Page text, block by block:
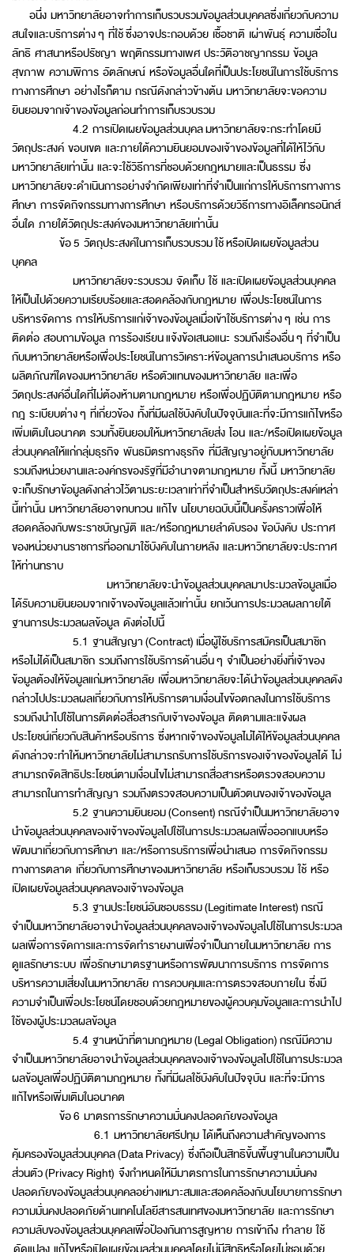
อนึ่ง มหาวิทยาลัยอาจทำการเก็บรวบรวมข้อมูลส่วนบุคคลซึ่งเกี่ยวกับความ
สนใจและบริการต่าง ๆ ที่ใช้ ซึ่งอาจประกอบด้วย เชื้อชาติ เผ่าพันธุ์ ความเชื่อใน
ลัทธิ ศาสนาหรือปรัชญา พฤติกรรมทางเพศ ประวัติอาชญากรรม ข้อมูล
สุขภาพ ความพิการ อัตลักษณ์ หรือข้อมูลอื่นใดที่เป็นประโยชน์ในการใช้บริการ
ทางการศึกษา อย่างไรก็ตาม กรณีดังกล่าวข้างต้น มหาวิทยาลัยจะขอความ
ยินยอมจากเจ้าของข้อมูลก่อนทำการเก็บรวบรวม
4.2 การเปิดเผยข้อมูลส่วนบุคล มหาวิทยาลัยจะกระทำโดยมี
วัตถุประสงค์ ขอบเขต และภายใต้ความยินยอมของเจ้าของข้อมูลที่ได้ให้ไว้กับ
มหาวิทยาลัยเท่านั้น และจะใช้วิธีการที่ชอบด้วยกฎหมายและเป็นธรรม ซึ่ง
มหาวิทยาลัยจะดำเนินการอย่างจำกัดเพียงเท่าที่จำเป็นแก่การให้บริการทางการ
ศึกษา การจัดกิจกรรมทางการศึกษา หรือบริการด้วยวิธีการทางอิเล็คทรอนิกส์
อื่นใด ภายใต้วัตถุประสงค์ของมหาวิทยาลัยเท่านั้น
ข้อ 5 วัตถุประสงค์ในการเก็บรวบรวม ใช้ หรือเปิดเผยข้อมูลส่วน
บุคคล
มหาวิทยาลัยจะรวบรวม จัดเก็บ ใช้ และเปิดเผยข้อมูลส่วนบุคคล
ให้เป็นไปด้วยความเรียบร้อยและสอดคล้องกับกฎหมาย เพื่อประโยชน์ในการ
บริหารจัดการ การให้บริการแก่เจ้าของข้อมูลเมื่อเข้าใช้บริการต่าง ๆ เช่น การ
ติดต่อ สอบถามข้อมูล การร้องเรียน แจ้งข้อเสนอแนะ รวมถึงเรื่องอื่น ๆ ที่จำเป็น
กับมหาวิทยาลัยหรือเพื่อประโยชน์ในการวิเคราะห์ข้อมูลการนำเสนอบริการ หรือ
ผลิตภัณฑ์ใดของมหาวิทยาลัย หรือตัวแทนของมหาวิทยาลัย และเพื่อ
วัตถุประสงค์อื่นใดที่ไม่ต้องห้ามตามกฎหมาย หรือเพื่อปฏิบัติตามกฎหมาย หรือ
กฎ ระเบียบต่าง ๆ ที่เกี่ยวข้อง ทั้งที่มีผลใช้บังคับในปัจจุบันและที่จะมีการแก้ไขหรือ
เพิ่มเติมในอนาคต รวมทั้งยินยอมให้มหาวิทยาลัยส่ง โอน และ/หรือเปิดเผยข้อมูล
ส่วนบุคคลให้แก่กลุ่มธุรกิจ พันธมิตรทางธุรกิจ ที่มีสัญญาอยู่กับมหาวิทยาลัย
รวมถึงหน่วยงานและองค์กรของรัฐที่มีอำนาจตามกฎหมาย ทั้งนี้ มหาวิทยาลัย
จะเก็บรักษาข้อมูลดังกล่าวไว้ตามระยะเวลาเท่าที่จำเป็นสำหรับวัตถุประสงค์เหล่า
นี้เท่านั้น มหาวิทยาลัยอาจทบทวน แก้ไข นโยบายฉบับนี้เป็นครั้งคราวเพื่อให้
สอดคล้องกับพระราชบัญญัติ และ/หรือกฎหมายลำดับรอง ข้อบังคับ ประกาศ
ของหน่วยงานราชการที่ออกมาใช้บังคับในภายหลัง และมหาวิทยาลัยจะประกาศ
ให้ท่านทราบ
มหาวิทยาลัยจะนำข้อมูลส่วนบุคคลมาประมวลข้อมูลเมื่อ
ได้รับความยินยอมจากเจ้าของข้อมูลแล้วเท่านั้น ยกเว้นการประมวลผลภายใต้
ฐานการประมวลผลข้อมูล ดังต่อไปนี้
5.1 ฐานสัญญา (Contract) เมื่อผู้ใช้บริการสมัครเป็นสมาชิก
หรือไม่ได้เป็นสมาชิก รวมถึงการใช้บริการด้านอื่น ๆ จำเป็นอย่างยิ่งที่เจ้าของ
ข้อมูลต้องให้ข้อมูลแก่มหาวิทยาลัย เพื่อมหาวิทยาลัยจะได้นำข้อมูลส่วนบุคคลดัง
กล่าวไปประมวลผลเกี่ยวกับการให้บริการตามเงื่อนไขข้อตกลงในการใช้บริการ
รวมถึงนำไปใช้ในการติดต่อสื่อสารกับเจ้าของข้อมูล ติดตามและแจ้งผล
ประโยชน์เกี่ยวกับสินค้าหรือบริการ ซึ่งหากเจ้าของข้อมูลไม่ได้ให้ข้อมูลส่วนบุคคล
ดังกล่าวจะทำให้มหาวิทยาลัยไม่สามารถรับการใช้บริการของเจ้าของข้อมูลได้ ไม่
สามารถจัดสิทธิประโยชน์ตามเงื่อนไขไม่สามารถสื่อสารหรือตรวจสอบความ
สามารถในการทำสัญญา รวมถึงตรวจสอบความเป็นตัวตนของเจ้าของข้อมูล
5.2 ฐานความยินยอม (Consent) กรณีจำเป็นมหาวิทยาลัยอาจ
นำข้อมูลส่วนบุคคลของเจ้าของข้อมูลไปใช้ในการประมวลผลเพื่อออกแบบหรือ
พัฒนาเกี่ยวกับการศึกษา และ/หรือการบริการเพื่อนำเสนอ การจัดกิจกรรม
ทางการตลาด เกี่ยวกับการศึกษาของมหาวิทยาลัย หรือเก็บรวบรวม ใช้ หรือ
เปิดเผยข้อมูลส่วนบุคคลของเจ้าของข้อมูล
5.3 ฐานประโยชน์อันชอบธรรม (Legitimate Interest) กรณี
จำเป็นมหาวิทยาลัยอาจนำข้อมูลส่วนบุคคลของเจ้าของข้อมูลไปใช้ในการประมวล
ผลเพื่อการจัดการและการจัดทำรายงานเพื่อจำเป็นภายในมหาวิทยาลัย การ
ดูแลรักษาระบบ เพื่อรักษามาตรฐานหรือการพัฒนาการบริการ การจัดการ
บริหารความเสี่ยงในมหาวิทยาลัย การควบคุมและการตรวจสอบภายใน ซึ่งมี
ความจำเป็นเพื่อประโยชน์โดยชอบด้วยกฎหมายของผู้ควบคุมข้อมูลและการนำไป
ใช้ของผู้ประมวลผลข้อมูล
5.4 ฐานหน้าที่ตามกฎหมาย (Legal Obligation) กรณีมีความ
จำเป็นมหาวิทยาลัยอาจนำข้อมูลส่วนบุคคลของเจ้าของข้อมูลไปใช้ในการประมวล
ผลข้อมูลเพื่อปฏิบัติตามกฎหมาย ทั้งที่มีผลใช้บังคับในปัจจุบัน และที่จะมีการ
แก้ไขหรือเพิ่มเติมในอนาคต
ข้อ 6 มาตรการรักษาความมั่นคงปลอดภัยของข้อมูล
6.1 มหาวิทยาลัยศรีปทุม ได้เห็นถึงความสำคัญของการ
คุ้มครองข้อมูลส่วนบุคคล (Data Privacy) ซึ่งถือเป็นสิทธิขั้นพื้นฐานในความเป็น
ส่วนตัว (Privacy Right) จึงกำหนดให้มีมาตรการในการรักษาความมั่นคง
ปลอดภัยของข้อมูลส่วนบุคคลอย่างเหมาะสมและสอดคล้องกับนโยบายการรักษา
ความมั่นคงปลอดภัยด้านเทคโนโลยีสารสนเทศของมหาวิทยาลัย และการรักษา
ความลับของข้อมูลส่วนบุคคลเพื่อป้องกันการสูญหาย การเข้าถึง ทำลาย ใช้